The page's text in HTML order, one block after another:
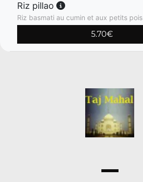
Riz pillao
Riz basmati au cumin et aux petits pois
5.70€